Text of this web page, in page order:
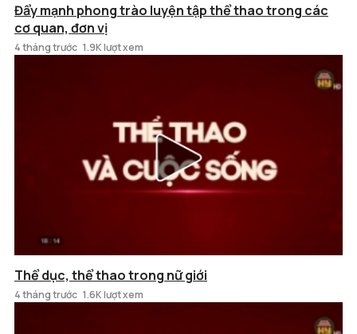
Đẩy mạnh phong trào luyện tập thể thao trong các
cơ quan, đơn vị
4 tháng trước 1.9K lượt xem
Thể dục, thể thao trong nữ giới
4 tháng trước 1.6K lượt xem